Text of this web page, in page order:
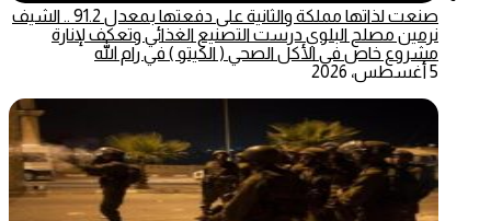
صنعت لذاتها مملكة والثانية على دفعتها بمعدل 91.2 .. الشيف
نرمين مصلح البلوي درست التصنيع الغذائي وتعكف لإنارة
مشروع خاص في الأكل الصحي ( الكيتو ) في رام الله
5 أغسطس، 2026